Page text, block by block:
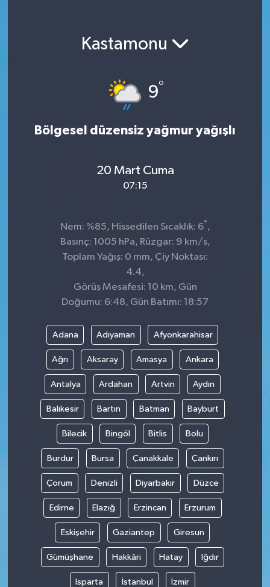
Kastamonu
9°
Bölgesel düzensiz yağmur yağışlı
20 Mart Cuma
07:15
Nem: %85, Hissedilen Sıcaklık: 6° ,
Basınç: 1005 hPa, Rüzgar: 9 km/s,
Toplam Yağış: 0 mm, Çiy Noktası:
4.4,
Görüş Mesafesi: 10 km, Gün
Doğumu: 6:48, Gün Batımı: 18:57
Adana Adıyaman Afyonkarahisar
Ağrı Aksaray Amasya Ankara
Antalya Ardahan Artvin Aydın
Balıkesir Bartın Batman Bayburt
Bilecik Bingöl Bitlis Bolu
Burdur Bursa Çanakkale Çankırı
Çorum Denizli Diyarbakır Düzce
Edirne Elazığ Erzincan Erzurum
Eskişehir Gaziantep Giresun
Gümüşhane Hakkâri Hatay Iğdır
Isparta İstanbul İzmir